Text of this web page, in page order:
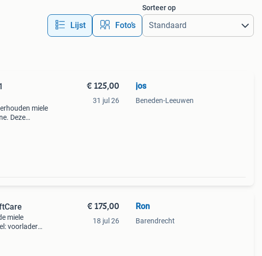
Lijst Foto’s
Sorteer op
miele
Deze
€ 125,00
31 jul 26
jos
Beneden-Leeuwen
miele
voorlader
€ 175,00
18 jul 26
Ron
Barendrecht